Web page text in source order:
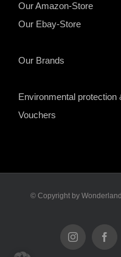
Our Amazon-Store
Our Ebay-Store
Our Brands
Environmental protection
Vouchers
© Copyright by
Instagram